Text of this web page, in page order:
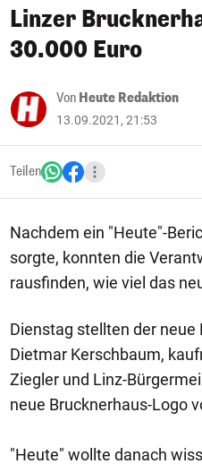
Linzer
30.000 Euro
Von Heute Redaktion
13.09.2021, 21:53
Teilen
Nachdem ein "Heute"-
sorgte, konnten die
rausfinden, wie viel das
Dienstag stellten der
Dietmar Kerschbaum,
Ziegler und Linz-
neue Brucknerhaus-Logo
"Heute" wollte danach